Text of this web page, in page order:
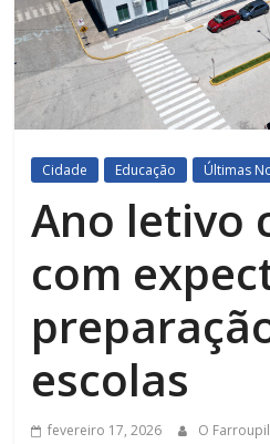
Cidade Educação Últimas
Ano letivo
com
escolas
fevereiro 17, 2026 O